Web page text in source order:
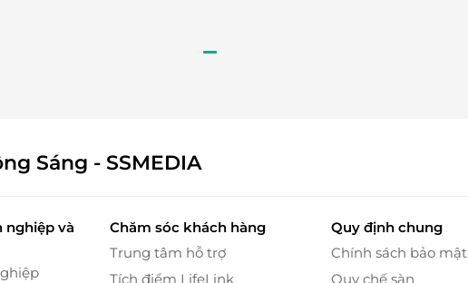
cụ làm móng thường xuyên làm sạch, vệ sinh,
Sáng - SSMEDIA
nghiệp và
Chăm sóc khách hàng
Trung tâm hỗ trợ
Tích điểm LifeLink
Quy định chung
Chính sách bảo mật
Quy chế sàn